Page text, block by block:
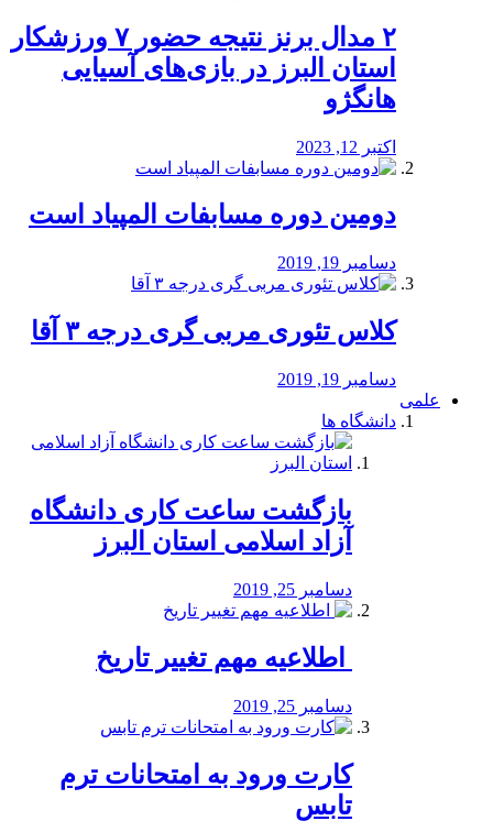
۲ مدال برنز نتیجه حضور ۷ ورزشکار
استان البرز در بازی‌های آسیایی
هانگژو
اکتبر 12, 2023
دومین دوره مسابفات المپیاد است
دسامبر 19, 2019
کلاس تئوری مربی گری درجه ۳ آقا
دسامبر 19, 2019
علمی
دانشگاه ها
بازگشت ساعت کاری دانشگاه
آزاد اسلامی استان البرز
دسامبر 25, 2019
️ اطلاعیه مهم تغییر تاریخ
دسامبر 25, 2019
کارت ورود به امتحانات ترم
تابس